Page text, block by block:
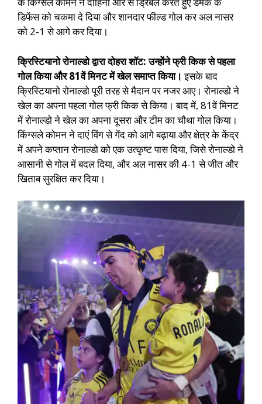
डिफेंस को चकमा दे दिया और शानदार फील्ड गोल कर अल नासर
को 2-1 से आगे कर दिया।
क्रिस्टियानो रोनाल्डो द्वारा दोहरा शॉट: उन्होंने फ्री किक से पहला
गोल किया और 81वें मिनट में खेल समाप्त किया। इसके बाद
क्रिस्टियानो रोनाल्डो पूरी तरह से मैदान पर नजर आए। रोनाल्डो ने
खेल का अपना पहला गोल फ्री किक से किया। बाद में, 81वें मिनट
में रोनाल्डो ने खेल का अपना दूसरा और टीम का चौथा गोल किया।
किंग्सले कोमन ने दाएं विंग से गेंद को आगे बढ़ाया और क्षेत्र के केंद्र
में अपने कप्तान रोनाल्डो को एक उत्कृष्ट पास दिया, जिसे रोनाल्डो ने
आसानी से गोल में बदल दिया, और अल नासर की 4-1 से जीत और
खिताब सुरक्षित कर दिया।